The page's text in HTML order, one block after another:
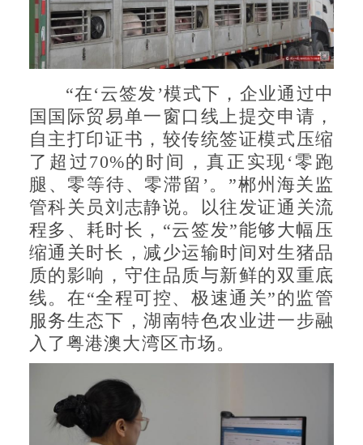
“在‘云签发’模式下，企业通过中
国国际贸易单一窗口线上提交申请，
自主打印证书，较传统签证模式压缩
了超过70%的时间，真正实现‘零跑
腿、零等待、零滞留’。”郴州海关监
管科关员刘志静说。以往发证通关流
程多、耗时长，“云签发”能够大幅压
缩通关时长，减少运输时间对生猪品
质的影响，守住品质与新鲜的双重底
线。在“全程可控、极速通关”的监管
服务生态下，湖南特色农业进一步融
入了粤港澳大湾区市场。